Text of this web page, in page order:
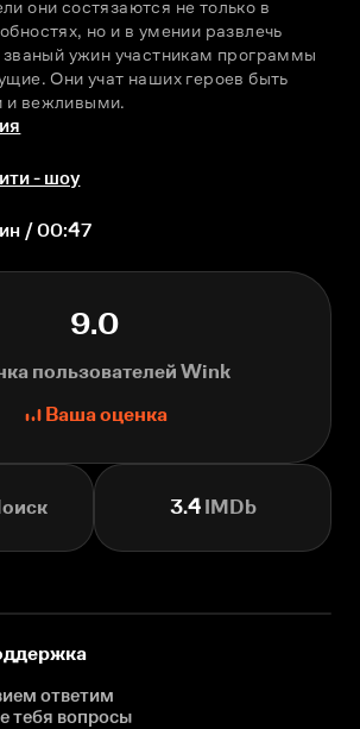
они состязаются не только в
но и в умении развлечь
званый ужин участникам программы
Они учат наших героев быть
и вежливыми.
- шоу
/ 00:47
9.0
пользователей Wink
Ваша оценка
3.4IMDb
ответим
тебя вопросы